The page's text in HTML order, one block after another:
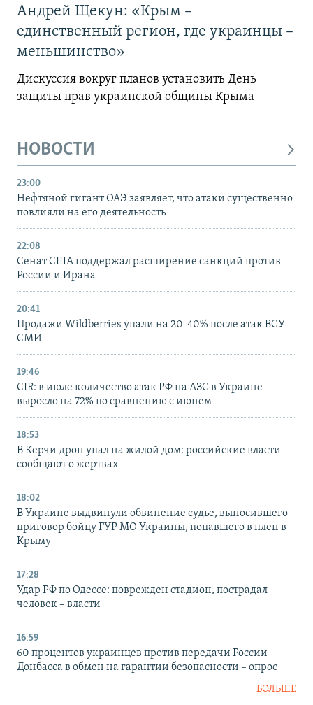
Андрей Щекун: «Крым –
единственный регион, где украинцы –
меньшинство»
Дискуссия вокруг планов установить День
защиты прав украинской общины Крыма
НОВОСТИ
23:00
Нефтяной гигант ОАЭ заявляет, что атаки существенно
повлияли на его деятельность
22:08
Сенат США поддержал расширение санкций против
России и Ирана
20:41
Продажи Wildberries упали на 20-40% после атак ВСУ –
СМИ
19:46
CIR: в июле количество атак РФ на АЗС в Украине
выросло на 72% по сравнению с июнем
18:53
В Керчи дрон упал на жилой дом: российские власти
сообщают о жертвах
18:02
В Украине выдвинули обвинение судье, выносившего
приговор бойцу ГУР МО Украины, попавшего в плен в
Крыму
17:28
Удар РФ по Одессе: поврежден стадион, пострадал
человек – власти
16:59
60 процентов украинцев против передачи России
Донбасса в обмен на гарантии безопасности – опрос
БОЛЬШЕ